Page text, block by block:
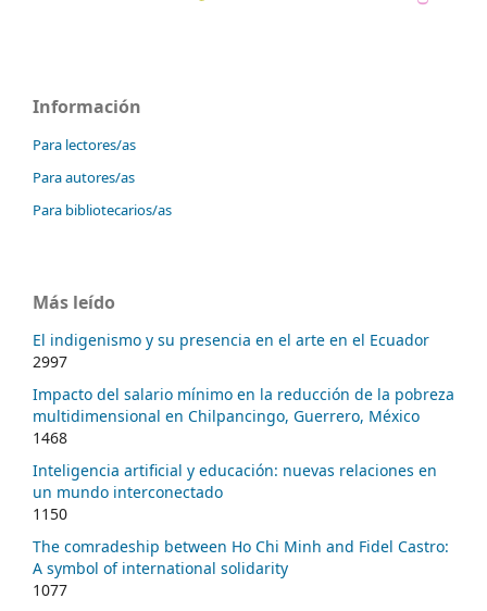
Información
Para lectores/as
Para autores/as
Para bibliotecarios/as
Más leído
El indigenismo y su presencia en el arte en el Ecuador
2997
Impacto del salario mínimo en la reducción de la pobreza
multidimensional en Chilpancingo, Guerrero, México
1468
Inteligencia artificial y educación: nuevas relaciones en
un mundo interconectado
1150
The comradeship between Ho Chi Minh and Fidel Castro:
A symbol of international solidarity
1077